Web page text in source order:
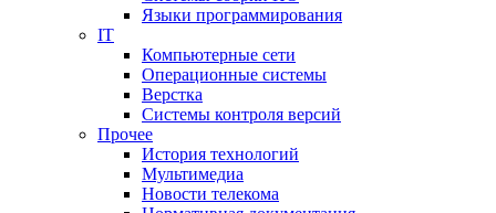
Языки программирования
IT
Компьютерные сети
Операционные системы
Верстка
Системы контроля версий
Прочее
История технологий
Мультимедиа
Новости телекома